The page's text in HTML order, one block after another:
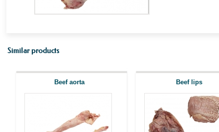
Similar products
Beef aorta Beef lips